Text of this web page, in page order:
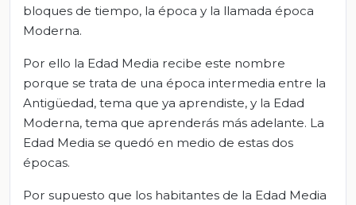
bloques de tiempo, la época y la llamada época
Moderna.
Por ello la Edad Media recibe este nombre
porque se trata de una época intermedia entre la
Antigüedad, tema que ya aprendiste, y la Edad
Moderna, tema que aprenderás más adelante. La
Edad Media se quedó en medio de estas dos
épocas.
Por supuesto que los habitantes de la Edad Media